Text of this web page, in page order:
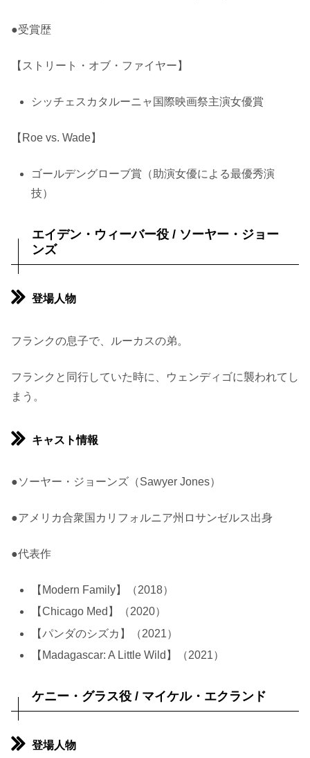
●受賞歴
【ストリート・オブ・ファイヤー】
シッチェスカタルーニャ国際映画祭主演女優賞
【Roe vs. Wade】
ゴールデングローブ賞（助演女優による最優秀演
技）
エイデン・ウィーバー役 / ソーヤー・ジョー
ンズ
登場人物
フランクの息子で、ルーカスの弟。
フランクと同行していた時に、ウェンディゴに襲われてし
まう。
キャスト情報
●ソーヤー・ジョーンズ（Sawyer Jones）
●アメリカ合衆国カリフォルニア州ロサンゼルス出身
●代表作
【Modern Family】（2018）
【Chicago Med】（2020）
【パンダのシズカ】（2021）
【Madagascar: A Little Wild】（2021）
ケニー・グラス役 / マイケル・エクランド
登場人物